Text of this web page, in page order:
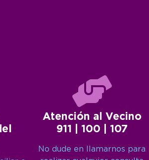
Atención al Vecino
911 | 100 | 107
No dude en llamarnos para